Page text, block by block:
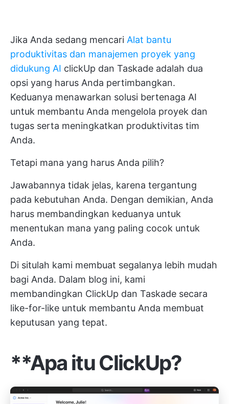
Jika Anda sedang mencari Alat bantu
produktivitas dan manajemen proyek yang
didukung AI clickUp dan Taskade adalah dua
opsi yang harus Anda pertimbangkan.
Keduanya menawarkan solusi bertenaga AI
untuk membantu Anda mengelola proyek dan
tugas serta meningkatkan produktivitas tim
Anda.
Tetapi mana yang harus Anda pilih?
Jawabannya tidak jelas, karena tergantung
pada kebutuhan Anda. Dengan demikian, Anda
harus membandingkan keduanya untuk
menentukan mana yang paling cocok untuk
Anda.
Di situlah kami membuat segalanya lebih mudah
bagi Anda. Dalam blog ini, kami
membandingkan ClickUp dan Taskade secara
like-for-like untuk membantu Anda membuat
keputusan yang tepat.
**Apa itu ClickUp?